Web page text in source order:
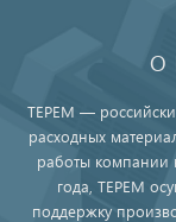
О
ТЕРЕМ —
расходных
работы компании
года, ТЕРЕМ
поддержку